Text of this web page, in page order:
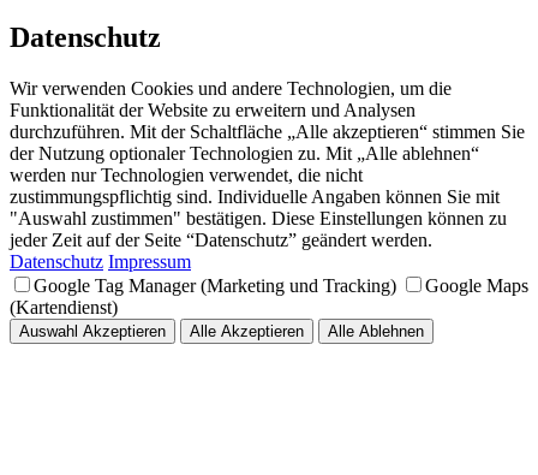
Datenschutz
Wir verwenden Cookies und andere Technologien, um die
Funktionalität der Website zu erweitern und Analysen
durchzuführen. Mit der Schaltfläche „Alle akzeptieren“ stimmen Sie
der Nutzung optionaler Technologien zu. Mit „Alle ablehnen“
werden nur Technologien verwendet, die nicht
zustimmungspflichtig sind. Individuelle Angaben können Sie mit
"Auswahl zustimmen" bestätigen. Diese Einstellungen können zu
jeder Zeit auf der Seite “Datenschutz” geändert werden.
Datenschutz Impressum
Google Tag Manager (Marketing und Tracking)
Google Maps
(Kartendienst)
Auswahl Akzeptieren Alle Akzeptieren Alle Ablehnen